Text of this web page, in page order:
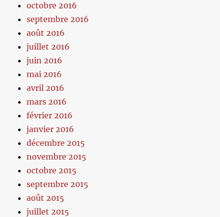
octobre 2016
septembre 2016
août 2016
juillet 2016
juin 2016
mai 2016
avril 2016
mars 2016
février 2016
janvier 2016
décembre 2015
novembre 2015
octobre 2015
septembre 2015
août 2015
juillet 2015